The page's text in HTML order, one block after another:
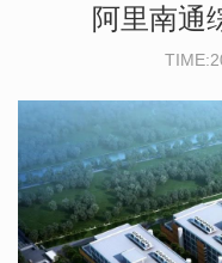
阿里南通